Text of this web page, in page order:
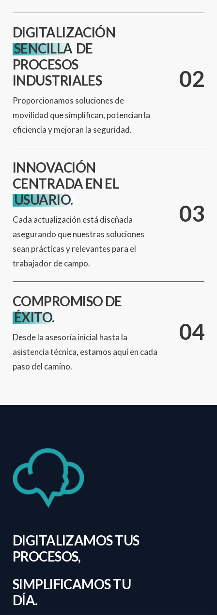
DIGITALIZACIÓN
SENCILLA DE
PROCESOS
INDUSTRIALES
Proporcionamos soluciones de
movilidad que simplifican, potencian la
eficiencia y mejoran la seguridad.
02
INNOVACIÓN
CENTRADA EN EL
USUARIO.
Cada actualización está diseñada
asegurando que nuestras soluciones
sean prácticas y relevantes para el
trabajador de campo.
03
COMPROMISO DE
ÉXITO.
Desde la asesoría inicial hasta la
asistencia técnica, estamos aquí en cada
paso del camino.
04
DIGITALIZAMOSTUS
PROCESOS,
SIMPLIFICAMOSTU
DÍA.